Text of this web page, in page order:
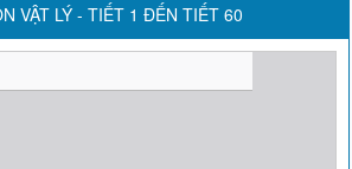
VẬT LÝ - TIẾT 1 ĐẾN TIẾT 60